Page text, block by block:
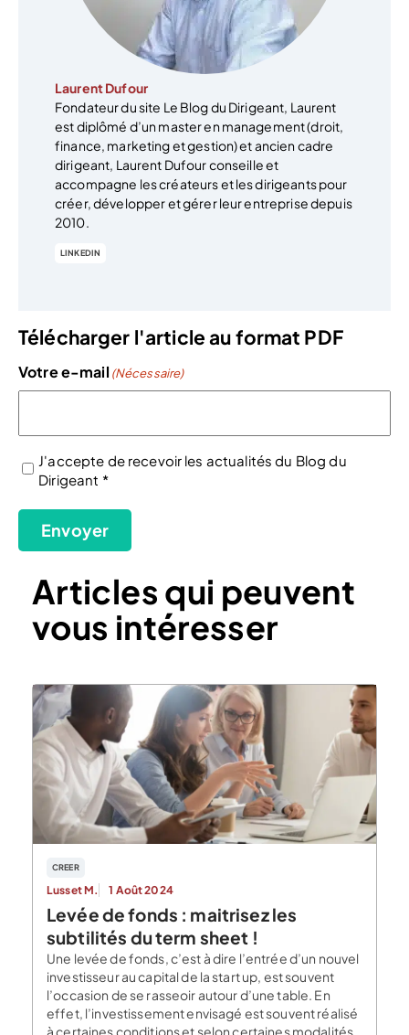
Laurent Dufour
Fondateur du site Le Blog du Dirigeant, Laurent
est diplômé d’un master en management (droit,
finance, marketing et gestion) et ancien cadre
dirigeant, Laurent Dufour conseille et
accompagne les créateurs et les dirigeants pour
créer, développer et gérer leur entreprise depuis
2010.
LINKEDIN
Télécharger l'article au format PDF
Votre e-mail (Nécessaire)
(Nécessaire)
J'accepte de recevoir les actualités du Blog du
Dirigeant *
Envoyer
Articles qui peuvent
vous intéresser
CREER
Lusset M. 1 Août 2024
Levée de fonds : maitrisez les
subtilités du term sheet !
Une levée de fonds, c’est à dire l’entrée d’un nouvel
investisseur au capital de la start up, est souvent
l’occasion de se rasseoir autour d’une table. En
effet, l’investissement envisagé est souvent réalisé